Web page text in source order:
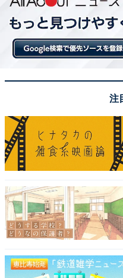
楽天トラベルでは、毎月
日・30日に特別キャンペ
ー＆予約をすると、宿泊
ペシャルプランや豪華特
をお得に楽しみたい方は
う。
楽天トラベル
注